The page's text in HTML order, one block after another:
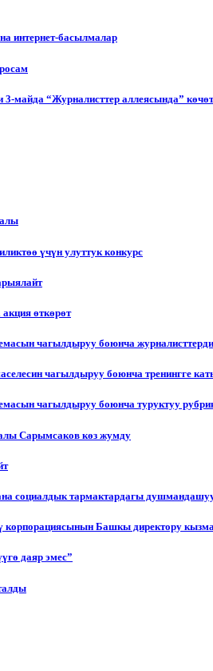
интернет-басылмалар
майда “Журналисттер аллеясында”
үчүн улуттук конкурс
өткөрөт
чагылдыруу боюнча
чагылдыруу боюнча тренингге
чагылдыруу боюнча туруктуу
Сарымсаков көз жумду
социалдык тармактардагы
корпорациясынын Башкы директору
даяр эмес”